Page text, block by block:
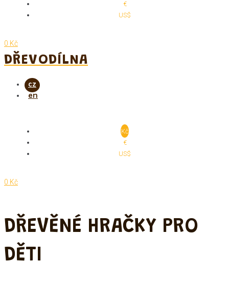
€
US$
0 Kč
DŘEVODÍLNA
Kč
€
US$
0 Kč
DŘEVĚNÉ HRAČKY PRO
DĚTI